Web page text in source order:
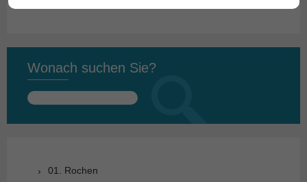
Wonach suchen Sie?
Suchen
01. Rochen